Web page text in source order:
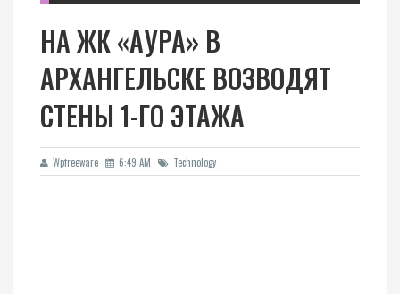
НА ЖК «АУРА» В
АРХАНГЕЛЬСКЕ ВОЗВОДЯТ
СТЕНЫ 1-ГО ЭТАЖА
Wpfreeware 6:49 AM Technology